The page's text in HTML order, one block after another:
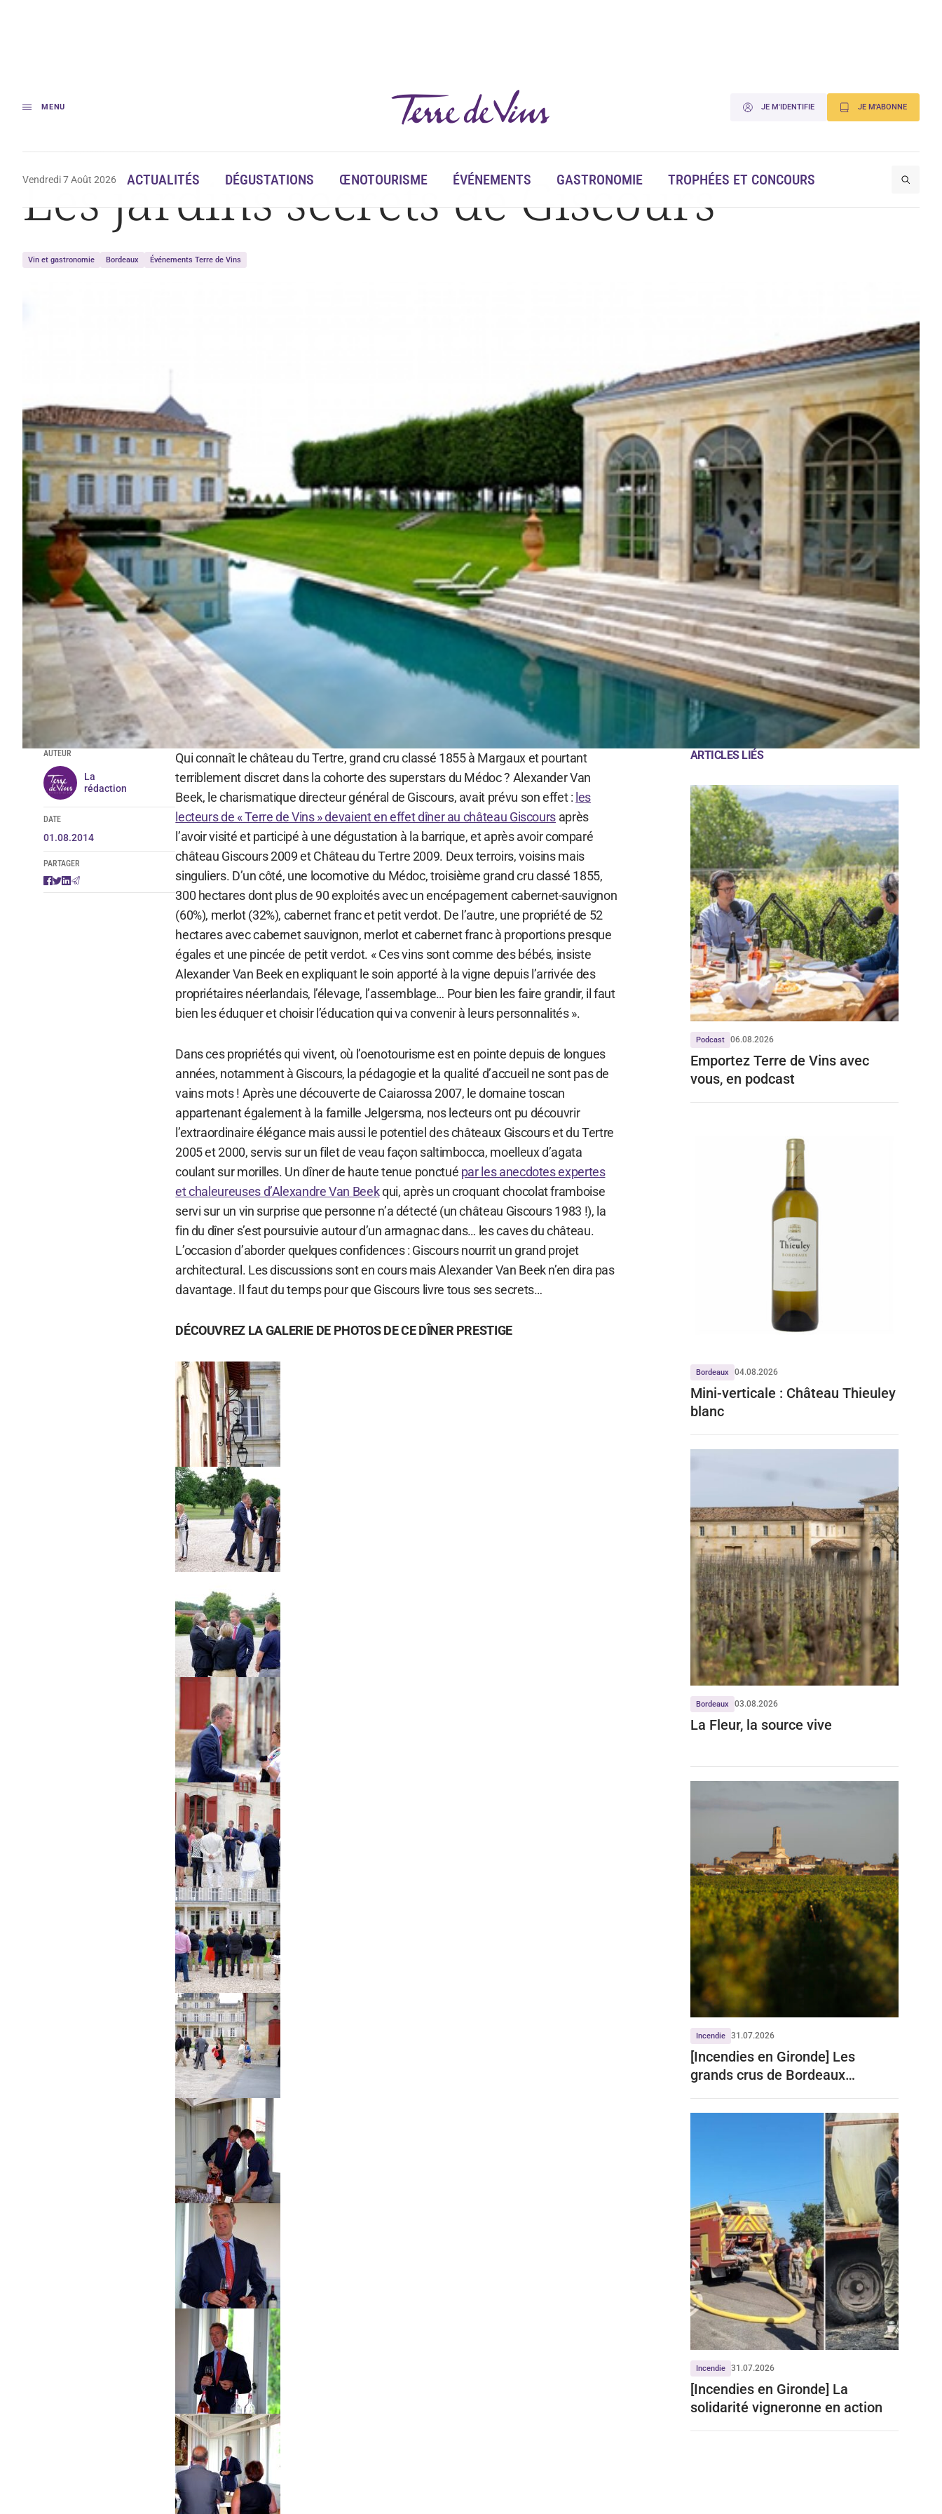
MENU JE M'IDENTIFIE JE M'ABONNE
Vendredi 7 Août 2026 ACTUALITÉS DÉGUSTATIONS ŒNOTOURISME ÉVÉNEMENTS GASTRONOMIE TROPHÉES ET CONCOURS
Accueil Les jardins secrets de Giscours
Les jardins secrets de Giscours
Vin et gastronomie Bordeaux Événements Terre de Vins
AUTEUR
La
rédaction
DATE
01.08.2014
PARTAGER
Qui connaît le château du Tertre, grand cru classé 1855 à Margaux et pourtant
terriblement discret dans la cohorte des superstars du Médoc ? Alexander Van
Beek, le charismatique directeur général de Giscours, avait prévu son effet : les
lecteurs de « Terre de Vins » devaient en effet dîner au château Giscours après
l’avoir visité et participé à une dégustation à la barrique, et après avoir comparé
château Giscours 2009 et Château du Tertre 2009. Deux terroirs, voisins mais
singuliers. D’un côté, une locomotive du Médoc, troisième grand cru classé 1855,
300 hectares dont plus de 90 exploités avec un encépagement cabernet-sauvignon
(60%), merlot (32%), cabernet franc et petit verdot. De l’autre, une propriété de 52
hectares avec cabernet sauvignon, merlot et cabernet franc à proportions presque
égales et une pincée de petit verdot. « Ces vins sont comme des bébés, insiste
Alexander Van Beek en expliquant le soin apporté à la vigne depuis l’arrivée des
propriétaires néerlandais, l’élevage, l’assemblage… Pour bien les faire grandir, il faut
bien les éduquer et choisir l’éducation qui va convenir à leurs personnalités ».
Dans ces propriétés qui vivent, où l’oenotourisme est en pointe depuis de longues
années, notamment à Giscours, la pédagogie et la qualité d’accueil ne sont pas de
vains mots ! Après une découverte de Caiarossa 2007, le domaine toscan
appartenant également à la famille Jelgersma, nos lecteurs ont pu découvrir
l’extraordinaire élégance mais aussi le potentiel des châteaux Giscours et du Tertre
2005 et 2000, servis sur un filet de veau façon saltimbocca, moelleux d’agata
coulant sur morilles. Un dîner de haute tenue ponctué par les anecdotes expertes
et chaleureuses d’Alexandre Van Beekqui, après un croquant chocolat framboise
servi sur un vin surprise que personne n’a détecté (un château Giscours 1983 !), la
fin du dîner s’est poursuivie autour d’un armagnac dans… les caves du château.
L’occasion d’aborder quelques confidences : Giscours nourrit un grand projet
architectural. Les discussions sont en cours mais Alexander Van Beek n’en dira pas
davantage. Il faut du temps pour que Giscours livre tous ses secrets…
DÉCOUVREZ LA GALERIE DE PHOTOS DE CE DÎNER PRESTIGE
ARTICLES LIÉS
Podcast 06.08.2026
Emportez Terre de Vins avec
vous, en podcast
Bordeaux 04.08.2026
Mini-verticale : Château Thieuley
blanc
Bordeaux 03.08.2026
La Fleur, la source vive
Incendie 31.07.2026
[Incendies en Gironde] Les
grands crus de Bordeaux
Incendie 31.07.2026
[Incendies en Gironde] La
solidarité vigneronne en action